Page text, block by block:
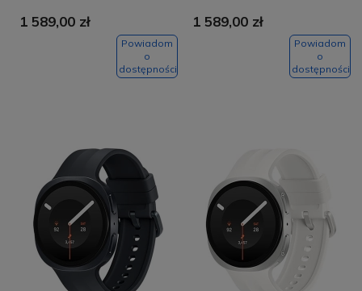
czarny - Graphite-
1 589,00 zł
Powiadom
o
dostępności
oliwkowy - Silver-
1 589,00 zł
Powiadom
o
dostępności